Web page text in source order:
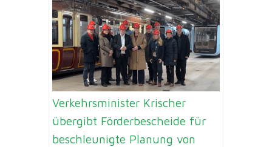
Verkehrsminister Krischer
übergibt Förderbescheide für
beschleunigte Planung von